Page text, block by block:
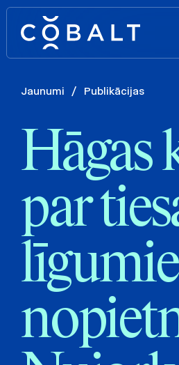
Jaunumi / Publikācijas
Hāgas
par